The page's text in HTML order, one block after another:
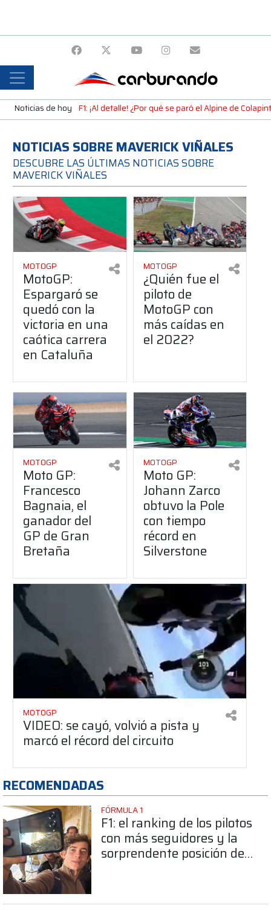
Noticias de hoy F1: ¡Al detalle! ¿Por qué se paró el Alpine de
NOTICIAS SOBRE MAVERICK VIÑALES
DESCUBRE LAS ÚLTIMAS NOTICIAS SOBRE
MAVERICK VIÑALES
MOTOGP
MotoGP:
Espargaró se
quedó con la
victoria en una
caótica carrera
en Cataluña
MOTOGP
¿Quién fue el
piloto de
MotoGP con
más caídas en
el 2022?
MOTOGP
Moto GP:
Francesco
Bagnaia, el
ganador del
GP de Gran
Bretaña
MOTOGP
Moto GP:
Johann Zarco
obtuvo la Pole
con tiempo
récord en
Silverstone
MOTOGP
VIDEO: se cayó, volvió a pista y
marcó el récord del circuito
RECOMENDADAS
FÓRMULA 1
F1: el ranking de los pilotos
con más seguidores y la
sorprendente posición de